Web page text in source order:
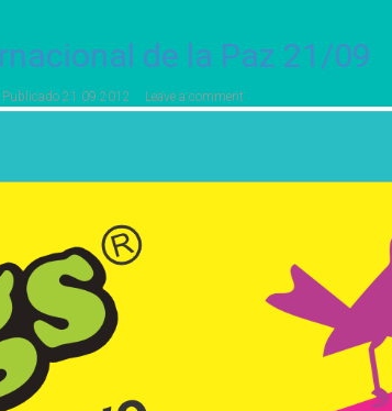
de la Paz 21/09
Publicado 21 09 2012 Leave a comment